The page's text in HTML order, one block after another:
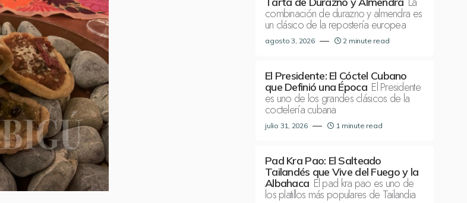
combinación de durazno y almendra es
un clásico de la repostería europea
agosto 3, 2026 2 minute read
El Presidente: El Cóctel Cubano
que Definió una Época El Presidente
es uno de los grandes clásicos de la
coctelería cubana
julio 31, 2026 1 minute read
Pad Kra Pao: El Salteado
Tailandés que Vive del Fuego y la
Albahaca El pad kra pao es uno de
los platillos más populares de Tailandia